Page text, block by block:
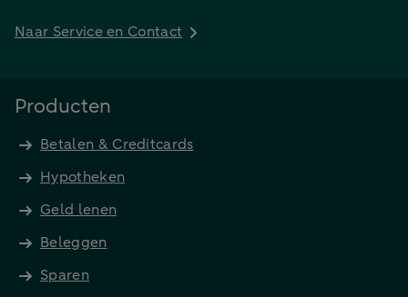
Naar Service en Contact
Producten
Betalen & Creditcards
Hypotheken
Geld lenen
Beleggen
Sparen